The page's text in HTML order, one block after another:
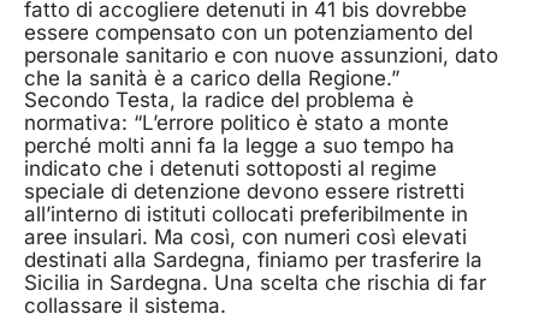
fatto di accogliere detenuti in 41 bis dovrebbe
essere compensato con un potenziamento del
personale sanitario e con nuove assunzioni, dato
che la sanità è a carico della Regione.”
Secondo Testa, la radice del problema è
normativa: “L’errore politico è stato a monte
perché molti anni fa la legge a suo tempo ha
indicato che i detenuti sottoposti al regime
speciale di detenzione devono essere ristretti
all’interno di istituti collocati preferibilmente in
aree insulari. Ma così, con numeri così elevati
destinati alla Sardegna, finiamo per trasferire la
Sicilia in Sardegna. Una scelta che rischia di far
collassare il sistema.